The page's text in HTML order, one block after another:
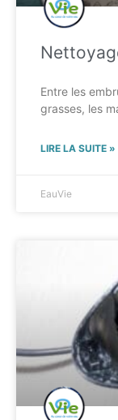
Entre les
grasses, les
LIRE LA SUITE »
EauVie